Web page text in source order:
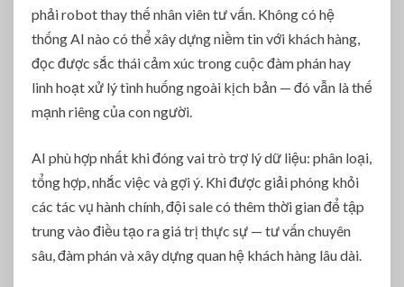
phải robot thay thế nhân viên tư vấn. Không có hệ
thống AI nào có thể xây dựng niềm tin với khách hàng,
đọc được sắc thái cảm xúc trong cuộc đàm phán hay
linh hoạt xử lý tình huống ngoài kịch bản — đó vẫn là thế
mạnh riêng của con người.
AI phù hợp nhất khi đóng vai trò trợ lý dữ liệu: phân loại,
tổng hợp, nhắc việc và gợi ý. Khi được giải phóng khỏi
các tác vụ hành chính, đội sale có thêm thời gian để tập
trung vào điều tạo ra giá trị thực sự — tư vấn chuyên
sâu, đàm phán và xây dựng quan hệ khách hàng lâu dài.